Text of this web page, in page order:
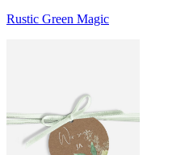
Rustic Green Magic